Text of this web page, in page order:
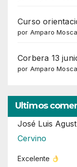
Curso
por Amparo
Corbera 13
por Amparo
Ultimos
José Luis
Cervino
Excelente